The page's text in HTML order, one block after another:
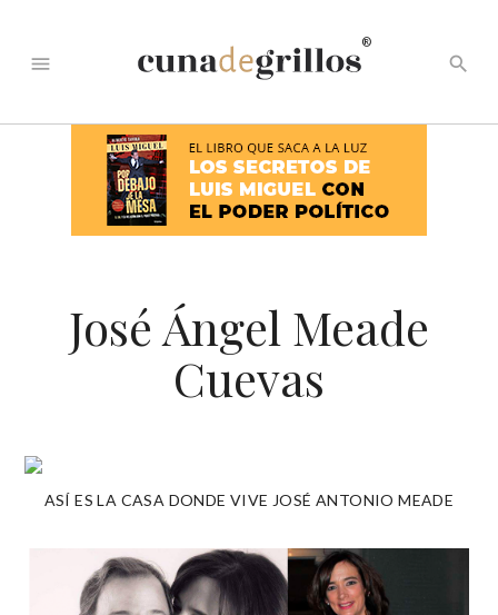
menu
®
search
José Ángel Meade
Cuevas
ASÍ ES LA CASA DONDE VIVE JOSÉ ANTONIO MEADE